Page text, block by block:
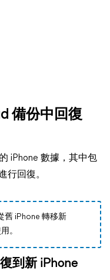
備份中回復
iPhone 數據，其中包
行回復。
舊 iPhone 轉移新
。
到新 iPhone